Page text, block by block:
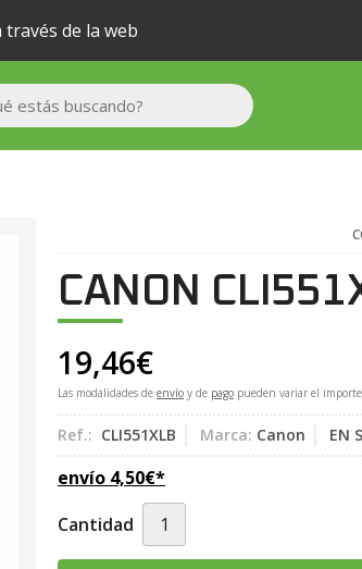
de la web
CANON
19,46€
Las modalidades de envío y de pago pueden variar el
Ref.: CLI551XLB Marca: Canon EN
envío 4,50€*
Cantidad